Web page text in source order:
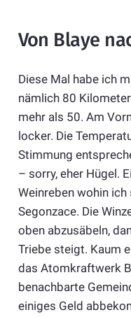
Von Blaye
Diese Mal habe ich
nämlich 80
mehr als 50. Am
locker. Die
Stimmung
– sorry, eher Hügel.
Weinreben wohin ich
Segonzace. Die
oben abzusäbeln,
Triebe steigt. Kaum
das Atomkraftwerk
benachbarte
einiges Geld